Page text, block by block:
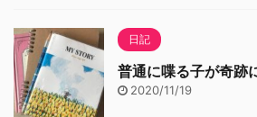
日記
普通に喋る子が奇跡
2020/11/19